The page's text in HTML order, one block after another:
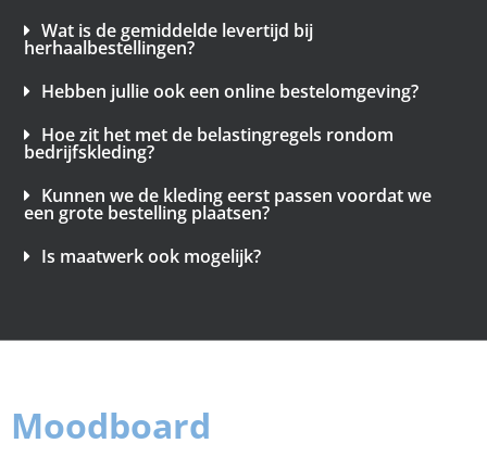
Wat is de gemiddelde levertijd bij
herhaalbestellingen?
Hebben jullie ook een online bestelomgeving?
Hoe zit het met de belastingregels rondom
bedrijfskleding?
Kunnen we de kleding eerst passen voordat we
een grote bestelling plaatsen?
Is maatwerk ook mogelijk?
Moodboard